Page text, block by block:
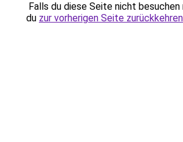
Falls du diese Seite nicht
du zur vorherigen Seite zurückkehren